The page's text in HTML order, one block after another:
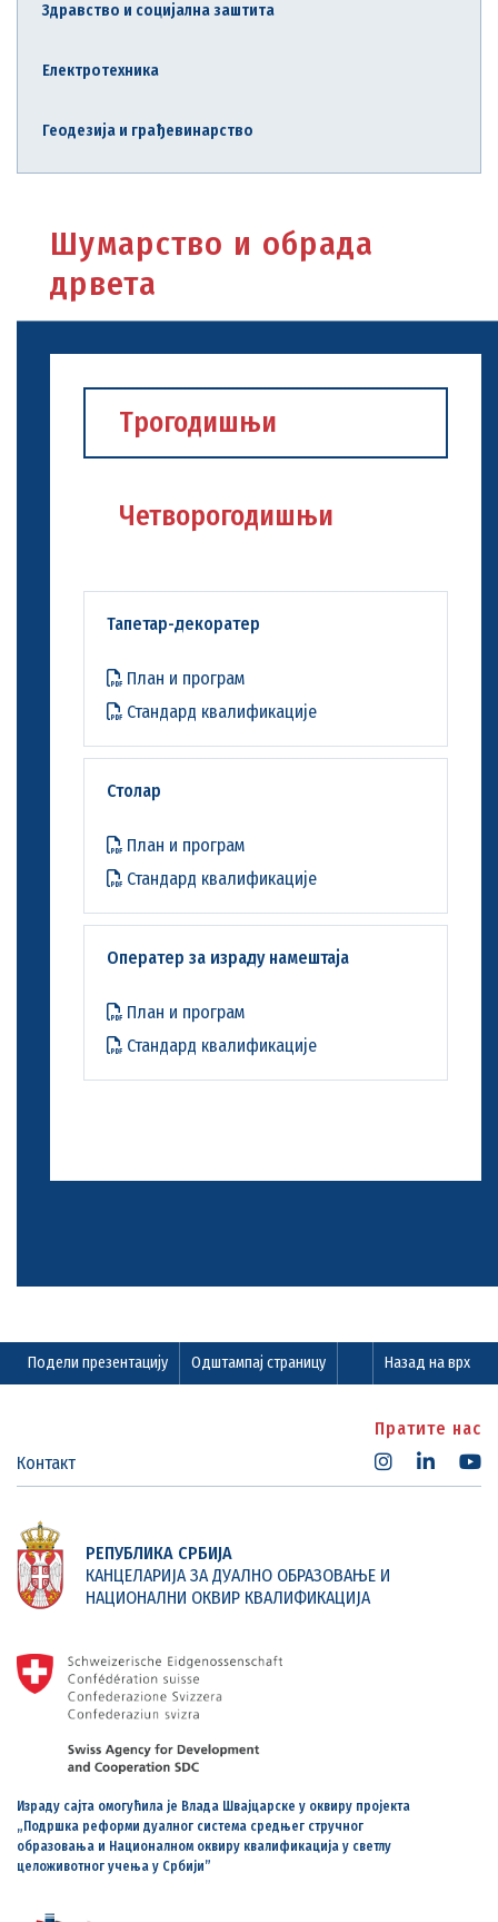
Здравство и социјална заштита
Електротехника
Геодезија и грађевинарство
Шумарство и обрада
дрвета
Трогодишњи
Четворогодишњи
Тапетар-декоратер
План и програм
Стандард квалификације
Столар
План и програм
Стандард квалификације
Оператер за израду намештаја
План и програм
Стандард квалификације
Подели презентацију Одштампај страницу Назад на врх
Контакт
Пратите нас
РЕПУБЛИКА СРБИЈА
КАНЦЕЛАРИЈА ЗА ДУАЛНО ОБРАЗОВАЊЕ И
НАЦИОНАЛНИ ОКВИР КВАЛИФИКАЦИЈА
Израду сајта омогућила је Влада Швајцарске у оквиру пројекта
„Подршка реформи дуалног система средњег стручног
образовања и Националном оквиру квалификација у светлу
целоживотног учења у Србији”